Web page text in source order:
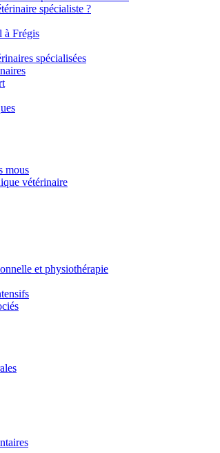
spécialiste ?
à Frégis
spécialisées
mous
vétérinaire
et physiothérapie